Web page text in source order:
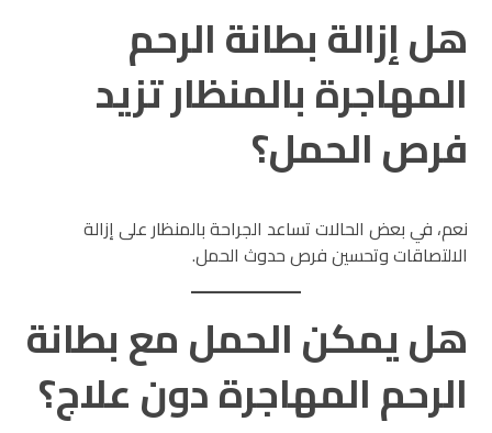
هل إزالة بطانة الرحم
المهاجرة بالمنظار تزيد
فرص الحمل؟
نعم، في بعض الحالات تساعد الجراحة بالمنظار على إزالة
الالتصاقات وتحسين فرص حدوث الحمل.
هل يمكن الحمل مع بطانة
الرحم المهاجرة دون علاج؟